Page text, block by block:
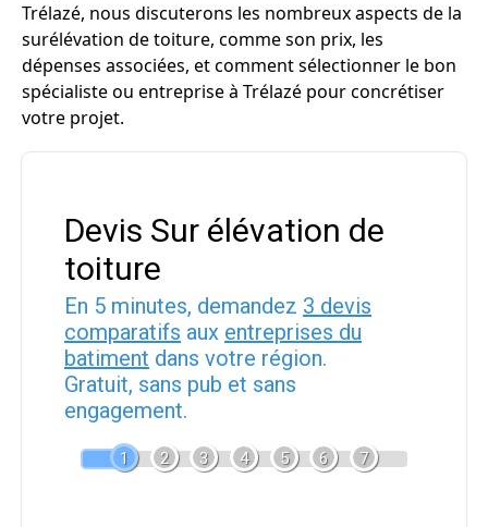
Trélazé, nous discuterons les nombreux aspects de la
surélévation de toiture, comme son prix, les
dépenses associées, et comment sélectionner le bon
spécialiste ou entreprise à Trélazé pour concrétiser
votre projet.
Devis Sur élévation de
toiture
En 5 minutes, demandez 3 devis
comparatifs aux entreprises du
batiment dans votre région.
Gratuit, sans pub et sans
engagement.
1 2 3 4 5 6 7